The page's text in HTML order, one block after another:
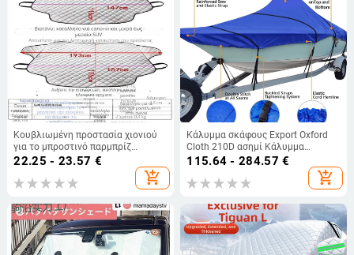
Κουβλιωμένη προστασία χιονιού
για το μπροστινό παρμπρίζ
αυτοκινήτου, τρία στρώματα
βαμβάκι, εγκατάσταση με τύπο
κάρτας, γενική συμβατότητα
22.25 - 23.57 €
add_shopping_cart
Κάλυμμα σκάφους Export Oxford
Cloth 210D ασημί Κάλυμμα
σκάφους Προστασία από τον ήλιο
Προστασία από τη βροχή Πρόληψη
χιονιού Φύλλα και άλλα διάφορα
σκάφους καθαρό
115.64 - 284.57 €
add_shopping_cart